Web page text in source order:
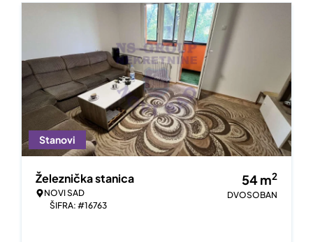
Stanovi
Železnička stanica
NOVI SAD
ŠIFRA: #16763
54m2
DVOSOBAN